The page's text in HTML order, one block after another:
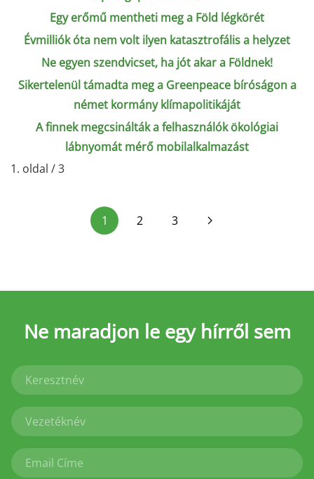
Egy erőmű mentheti meg a Föld légkörét
Évmilliók óta nem volt ilyen katasztrofális a helyzet
Ne egyen szendvicset, ha jót akar a Földnek!
Sikertelenül támadta meg a Greenpeace bíróságon a
német kormány klímapolitikáját
A finnek megcsinálták a felhasználók ökológiai
lábnyomát mérő mobilalkalmazást
1. oldal / 3
1 2 3
Ne maradjon le egy hírről sem